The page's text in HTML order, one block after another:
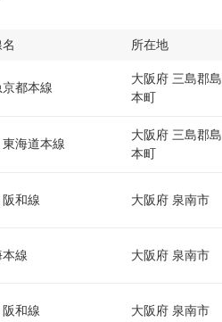
所在地
京都本線
大阪府 三島郡島
本町
東海道本線
大阪府 三島郡島
本町
阪和線 大阪府 泉南市
線 大阪府 泉南市
阪和線 大阪府 泉南市